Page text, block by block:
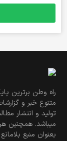
راه وطن برترین
متنوع خبر و
تولید و انتشار
میباشد. همچنین
بعنوان منبع